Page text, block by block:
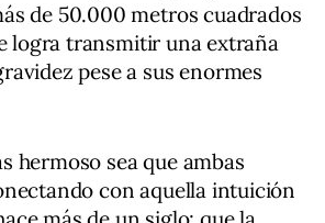
de 50.000 metros cuadrados
logra transmitir una extraña
pese a sus enormes
hermoso sea que ambas
con aquella intuición